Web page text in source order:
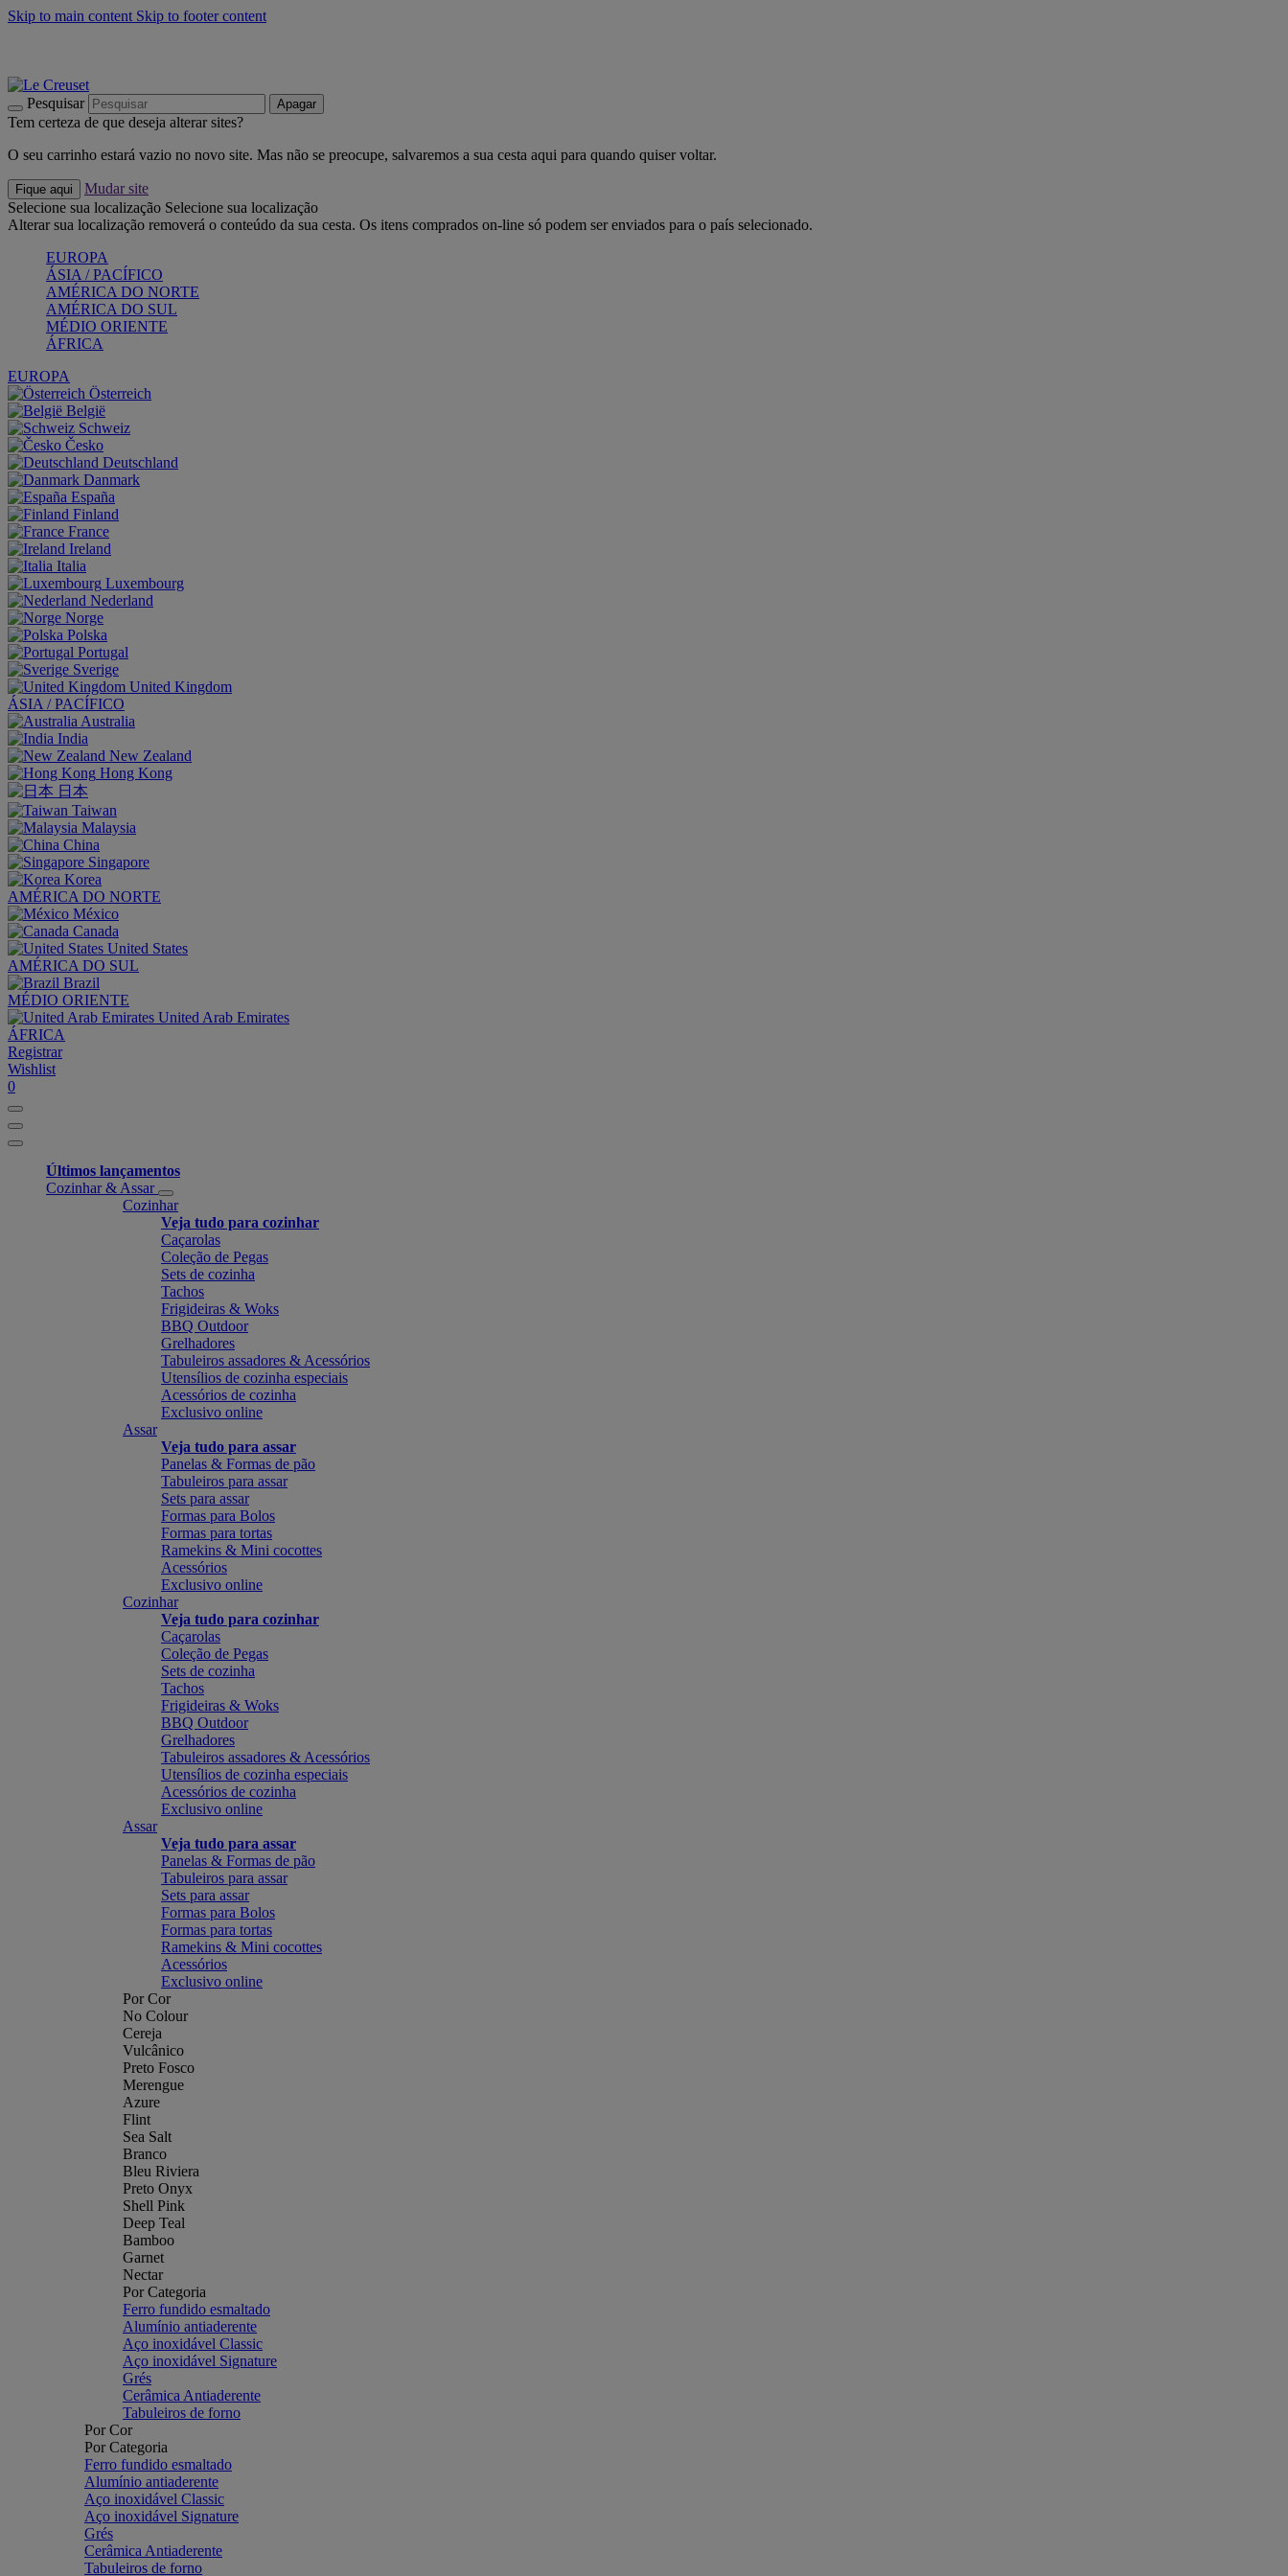
Skip to main content Skip to footer content
Pesquisar Apagar
Tem certeza de que deseja alterar sites?
O seu carrinho estará vazio no novo site. Mas não se preocupe, salvaremos a sua cesta aqui para quando quiser voltar.
Fique aqui
Mudar site
Selecione sua localização Selecione sua localização
Alterar sua localização removerá o conteúdo da sua cesta. Os itens comprados on-line só podem ser enviados para o país selecionado.
EUROPA
ÁSIA / PACÍFICO
AMÉRICA DO NORTE
AMÉRICA DO SUL
MÉDIO ORIENTE
ÁFRICA
EUROPA
Österreich
België
Schweiz
Česko
Deutschland
Danmark
España
Finland
France
Ireland
Italia
Luxembourg
Nederland
Norge
Polska
Portugal
Sverige
United Kingdom
ÁSIA / PACÍFICO
Australia
India
New Zealand
Hong Kong
日本
Taiwan
Malaysia
China
Singapore
Korea
AMÉRICA DO NORTE
México
Canada
United States
AMÉRICA DO SUL
Brazil
MÉDIO ORIENTE
United Arab Emirates
ÁFRICA
Registrar
Wishlist
0
Últimos lançamentos
Cozinhar & Assar
Cozinhar
Veja tudo para cozinhar
Caçarolas
Coleção de Pegas
Sets de cozinha
Tachos
Frigideiras & Woks
BBQ Outdoor
Grelhadores
Tabuleiros assadores & Acessórios
Utensílios de cozinha especiais
Acessórios de cozinha
Exclusivo online
Assar
Veja tudo para assar
Panelas & Formas de pão
Tabuleiros para assar
Sets para assar
Formas para Bolos
Formas para tortas
Ramekins & Mini cocottes
Acessórios
Exclusivo online
Cozinhar
Veja tudo para cozinhar
Caçarolas
Coleção de Pegas
Sets de cozinha
Tachos
Frigideiras & Woks
BBQ Outdoor
Grelhadores
Tabuleiros assadores & Acessórios
Utensílios de cozinha especiais
Acessórios de cozinha
Exclusivo online
Assar
Veja tudo para assar
Panelas & Formas de pão
Tabuleiros para assar
Sets para assar
Formas para Bolos
Formas para tortas
Ramekins & Mini cocottes
Acessórios
Exclusivo online
Por Cor
No Colour
Cereja
Vulcânico
Preto Fosco
Merengue
Azure
Flint
Sea Salt
Branco
Bleu Riviera
Preto Onyx
Shell Pink
Deep Teal
Bamboo
Garnet
Nectar
Por Categoria
Ferro fundido esmaltado
Alumínio antiaderente
Aço inoxidável Classic
Aço inoxidável Signature
Grés
Cerâmica Antiaderente
Tabuleiros de forno
Por Cor
Por Categoria
Ferro fundido esmaltado
Alumínio antiaderente
Aço inoxidável Classic
Aço inoxidável Signature
Grés
Cerâmica Antiaderente
Tabuleiros de forno